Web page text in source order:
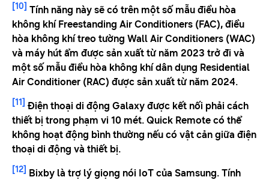
[10] Tính năng này sẽ có trên một số mẫu điều hòa
không khí Freestanding Air Conditioners (FAC), điều
hòa không khí treo tường Wall Air Conditioners (WAC)
và máy hút ẩm được sản xuất từ ​​năm 2023 trở đi và
một số mẫu điều hòa không khí dân dụng Residential
Air Conditioner (RAC) được sản xuất từ ​​năm 2024.
[11] Điện thoại di động Galaxy được kết nối phải cách
thiết bị trong phạm vi 10 mét. Quick Remote có thể
không hoạt động bình thường nếu có vật cản giữa điện
thoại di động và thiết bị.
[12] Bixby là trợ lý giọng nói IoT của Samsung. Tính